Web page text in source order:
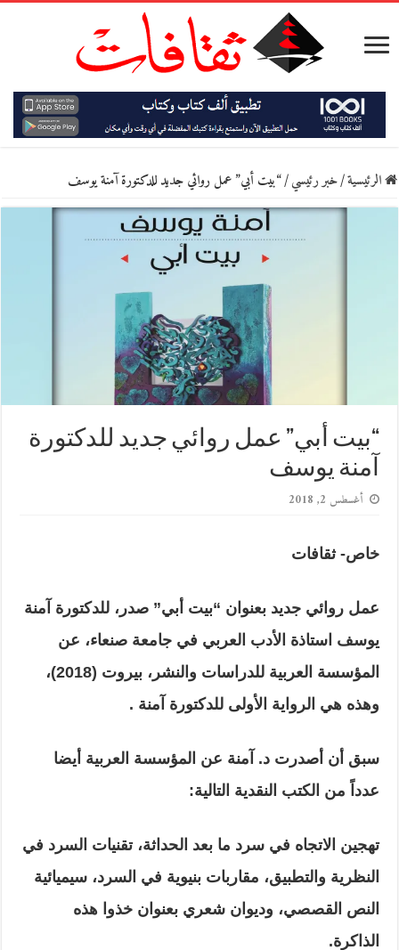
الرئيسية/خبر رئيسي/“بيت أبي” عمل روائي جديد للدكتورة آمنة يوسف
“بيت أبي” عمل روائي جديد للدكتورة
آمنة يوسف
أغسطس 2, 2018
خاص- ثقافات
عمل روائي جديد بعنوان “بيت أبي” صدر، للدكتورة آمنة
يوسف استاذة الأدب العربي في جامعة صنعاء، عن
المؤسسة العربية للدراسات والنشر، بيروت (2018)،
وهذه هي الرواية الأولى للدكتورة آمنة .
سبق أن أصدرت د. آمنة عن المؤسسة العربية أيضا
عدداً من الكتب النقدية التالية:
تهجين الاتجاه في سرد ما بعد الحداثة، تقنيات السرد في
النظرية والتطبيق، مقاربات بنيوية في السرد، سيميائية
النص القصصي، وديوان شعري بعنوان خذوا هذه
الذاكرة.